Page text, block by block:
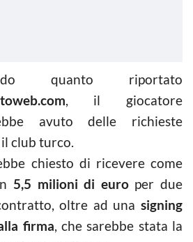
quanto riportato
, il giocatore
avuto delle richieste
club turco.
chiesto di ricevere come
5,5 milioni di europer due
oltre ad una signing
firma, che sarebbe stata la